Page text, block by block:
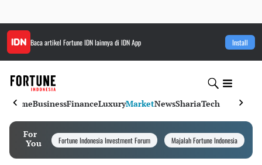
Baca artikel Fortune IDNlainnya di IDN App Install
HomeBusinessFinanceLuxuryMarketNewsShariaTech
For
You
Fortune Indonesia Investment Forum Majalah Fortune Indonesia